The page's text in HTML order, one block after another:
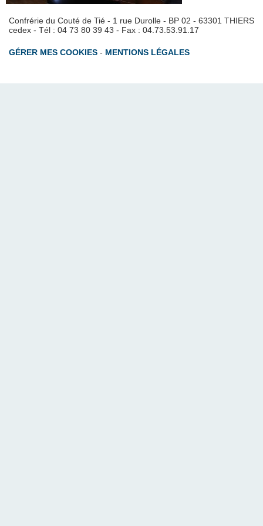
Confrérie du Couté de Tié - 1 rue Durolle - BP 02 - 63301 THIERS
cedex - Tél : 04 73 80 39 43 - Fax : 04.73.53.91.17
GÉRER MES COOKIES - MENTIONS LÉGALES